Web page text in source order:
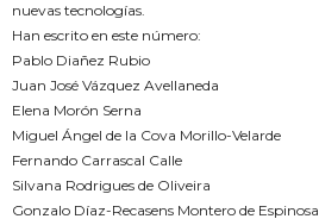
nuevas tecnologías.
Han escrito en este número:
Pablo Diañez Rubio
Juan José Vázquez Avellaneda
Elena Morón Serna
Miguel Ángel de la Cova Morillo-Velarde
Fernando Carrascal Calle
Silvana Rodrigues de Oliveira
Gonzalo Díaz-Recasens Montero de Espinosa